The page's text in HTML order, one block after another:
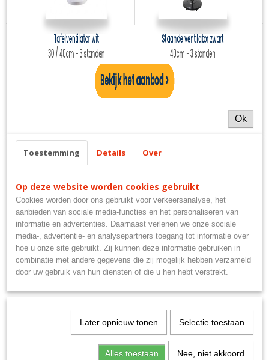
Specificaties
Productcode
Magneetsluitingen 45mm wit
€ 2,25
Ok
Toestemming Details Over
Op deze website worden cookies gebruikt
Cookies worden door ons gebruikt voor verkeersanalyse, het
aanbieden van sociale media-functies en het personaliseren van
informatie en advertenties. Daarnaast verlenen we onze sociale
media-, advertentie- en analysepartners toegang tot informatie over
hoe u onze site gebruikt. Zij kunnen deze informatie gebruiken in
combinatie met andere gegevens die zij mogelijk hebben verzameld
door uw gebruik van hun diensten of die u hen hebt verstrekt.
Later opnieuw tonen Selectie toestaan
Alles toestaan Nee, niet akkoord